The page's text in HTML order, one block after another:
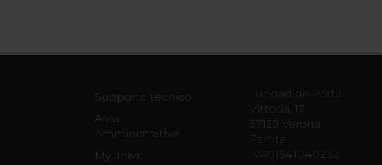
Supporto tecnico
Area
Amministrativa
MyUnivr
Lungadige Porta
Vittoria, 17
37129 Verona
Partita
IVA01541040232